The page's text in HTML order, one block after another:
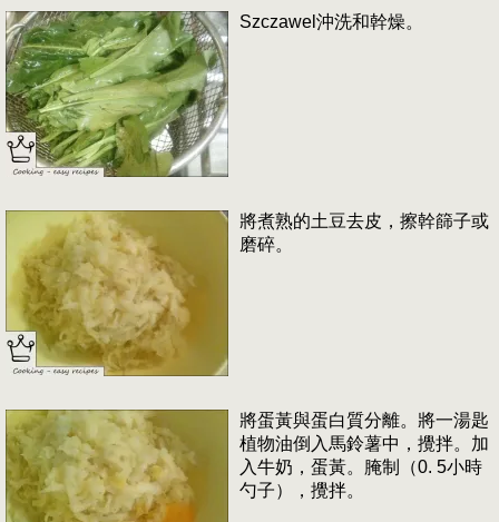
Szczawel沖洗和幹燥。
將煮熟的土豆去皮，擦幹篩子或
磨碎。
將蛋黃與蛋白質分離。將一湯匙
植物油倒入馬鈴薯中，攪拌。加
入牛奶，蛋黃。腌制（0. 5小時
勺子），攪拌。